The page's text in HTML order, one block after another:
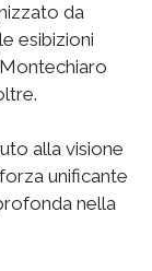
da
esibizioni
alla visione
unificante
nella